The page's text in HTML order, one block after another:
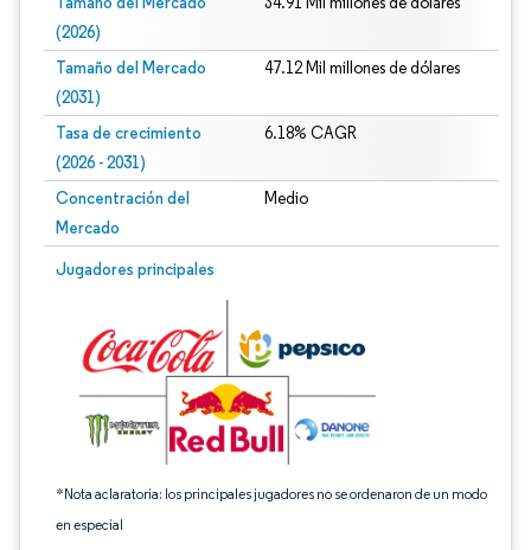
(2026)
Tamaño del Mercado
(2031)
47.12 Mil millones de dólares
Tasa de crecimiento
(2026 - 2031)
6.18% CAGR
Concentración del
Mercado
Medio
Jugadores principales
*Nota aclaratoria: los principales jugadores no se ordenaron de un modo
en especial
Imagen © Mordor Intelligence. El uso requiere atribución según CC BY 4.0.